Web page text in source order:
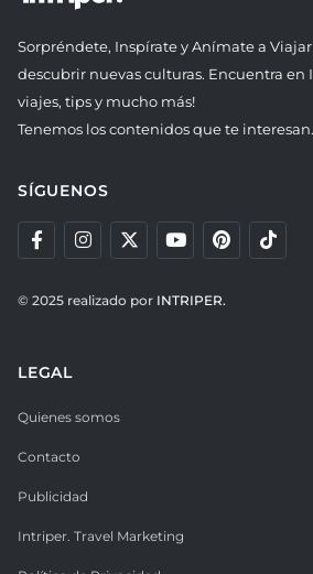
Sorpréndete, Inspírate y Anímate a
descubrir nuevas culturas. Encuentra en
viajes, tips y mucho más!
Tenemos los contenidos que te interesan.
SÍGUENOS
© 2025 realizado por INTRIPER.
LEGAL
Quienes somos
Contacto
Publicidad
Intriper. Travel Marketing